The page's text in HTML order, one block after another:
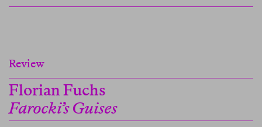
Review
Florian Fuchs
Farocki’s Guises